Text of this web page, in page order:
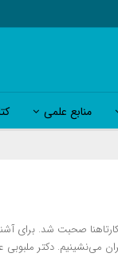
منابع علمی
صحبت شد. برای